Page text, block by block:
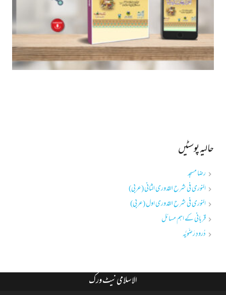
حالیہ پوسٹیں
رضا مسجد
النوری فی شرح القدوری الثانی (عربی)
النوری فی شرح القدوری اول (عربی)
قربانی کے اہم مسائل
دُرودِ رَضَویَّہ
الاسلامی نیٹ ورک